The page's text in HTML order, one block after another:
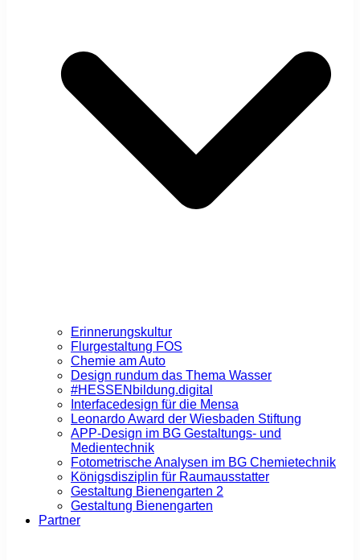
Erinnerungskultur
Flurgestaltung FOS
Chemie am Auto
Design rundum das Thema Wasser
#HESSENbildung.digital
Interfacedesign für die Mensa
Leonardo Award der Wiesbaden Stiftung
APP-Design im BG Gestaltungs- und
Medientechnik
Fotometrische Analysen im BG Chemietechnik
Königsdisziplin für Raumausstatter
Gestaltung Bienengarten 2
Gestaltung Bienengarten
Partner